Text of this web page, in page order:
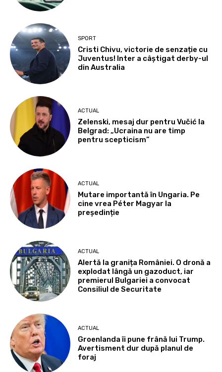
SPORT
Cristi Chivu, victorie de senzație cu
Juventus! Inter a câștigat derby-ul
din Australia
ACTUAL
Zelenski, mesaj dur pentru Vučić la
Belgrad: „Ucraina nu are timp
pentru scepticism”
ACTUAL
Mutare importantă în Ungaria. Pe
cine vrea Péter Magyar la
președinție
ACTUAL
Alertă la granița României. O dronă a
explodat lângă un gazoduct, iar
premierul Bulgariei a convocat
Consiliul de Securitate
ACTUAL
Groenlanda îi pune frână lui Trump.
Avertisment dur după planul de
foraj